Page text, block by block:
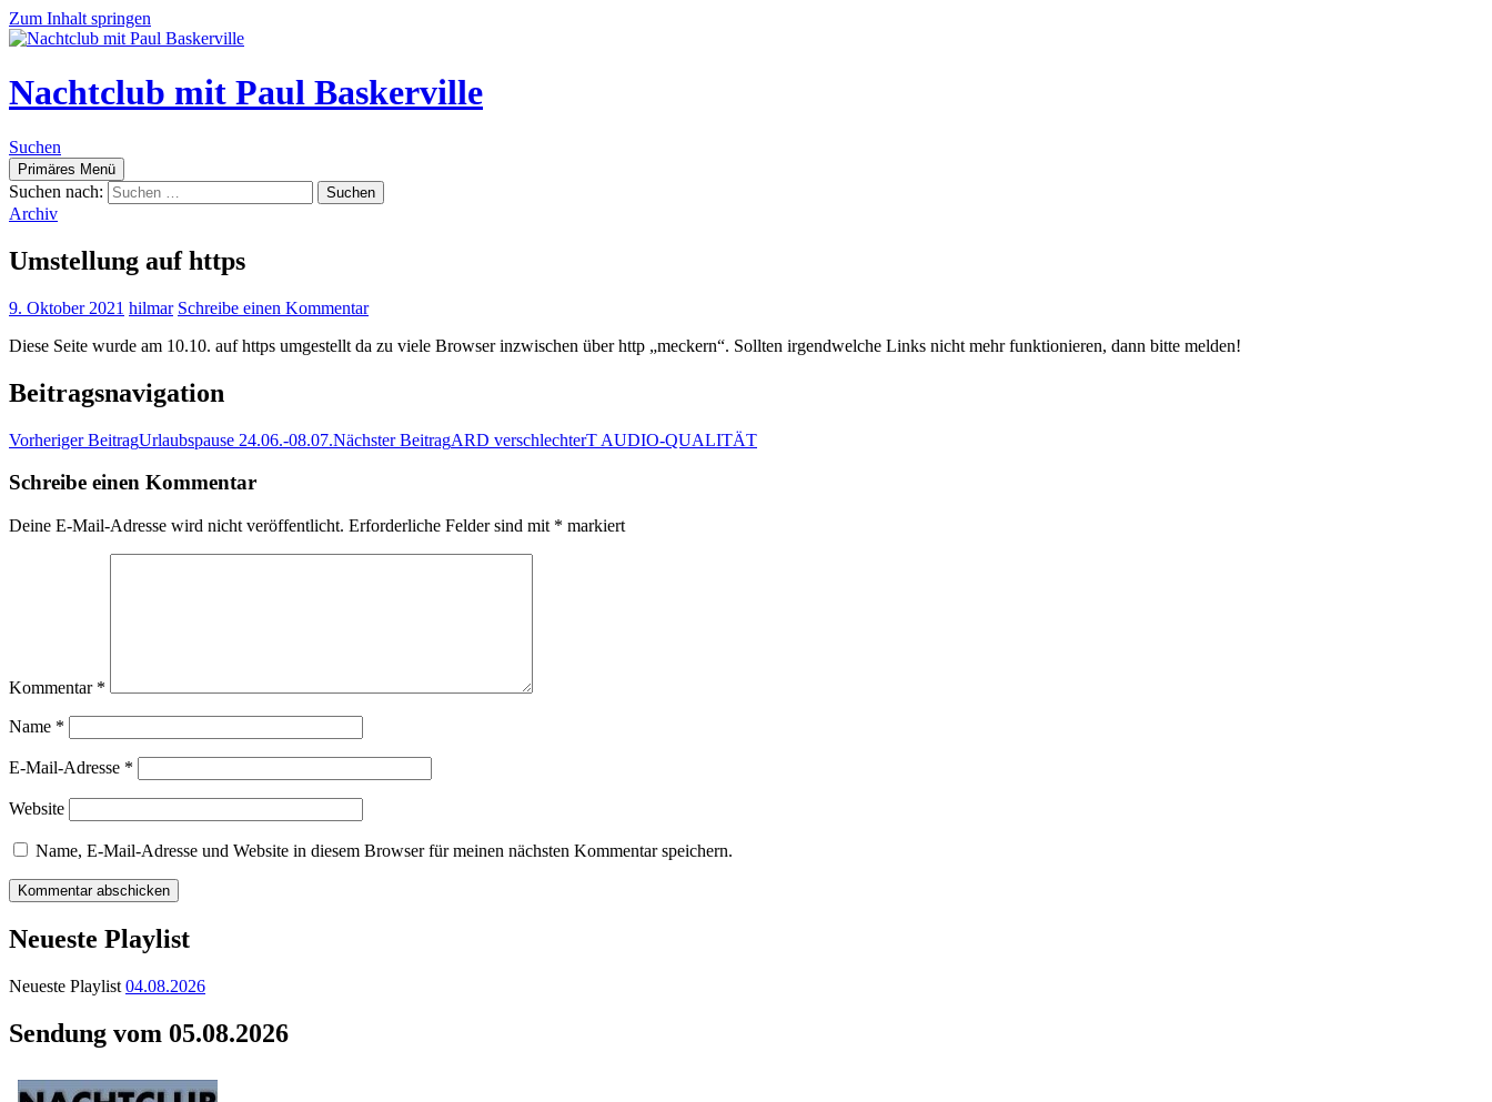
Zum Inhalt springen
Nachtclub mit Paul Baskerville
Suchen
Primäres Menü
Suchen nach:
Archiv
Umstellung auf https
9. Oktober 2021 hilmar Schreibe einen Kommentar
Diese Seite wurde am 10.10. auf https umgestellt da zu viele Browser inzwischen über http „meckern“. Sollten irgendwelche Links nicht mehr funktionieren, dann bitte melden!
Beitragsnavigation
Vorheriger BeitragUrlaubspause 24.06.-08.07.Nächster BeitragARD verschlechterT AUDIO-QUALITÄT
Schreibe einen Kommentar
Deine E-Mail-Adresse wird nicht veröffentlicht. Erforderliche Felder sind mit * markiert
Kommentar *
Name *
E-Mail-Adresse *
Website
Name, E-Mail-Adresse und Website in diesem Browser für meinen nächsten Kommentar speichern.
Neueste Playlist
Neueste Playlist 04.08.2026
Sendung vom 05.08.2026